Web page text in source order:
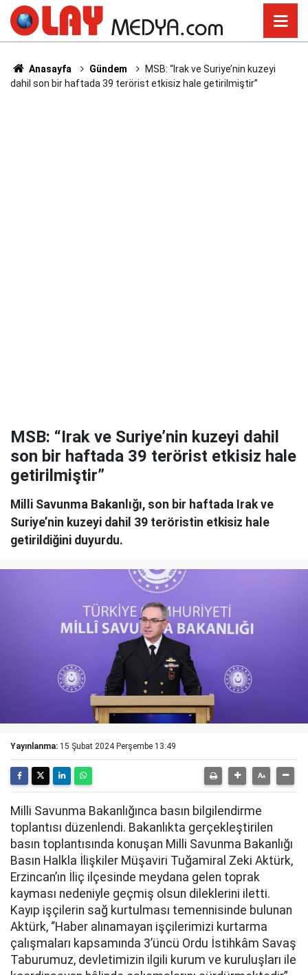
Anasayfa Gündem
MSB: “Irak ve Suriye’nin kuzeyi
dahil son bir haftada 39 terörist etkisiz hale getirilmiştir”
MSB: “Irak ve Suriye’nin kuzeyi dahil
son bir haftada 39 terörist etkisiz hale
getirilmiştir”
Milli Savunma Bakanlığı, son bir haftada Irak ve
Suriye’nin kuzeyi dahil 39 teröristin etkisiz hale
getirildiğini duyurdu.
Yayınlanma: 15 Şubat 2024 Perşembe 13:49
Milli Savunma Bakanlığınca basın bilgilendirme
toplantısı düzenlendi. Bakanlıkta gerçekleştirilen
basın toplantısında konuşan Milli Savunma Bakanlığı
Basın Halkla İlişkiler Müşaviri Tuğamiral Zeki Aktürk,
Erzincan’ın İliç ilçesinde meydana gelen toprak
kayması nedeniyle geçmiş olsun dileklerini iletti.
Kayıp işçilerin sağ kurtulması temennisinde bulunan
Aktürk, “Haber alınamayan işçilerimizi kurtarma
çalışmaları kapsamında 3’üncü Ordu İstihkâm Savaş
Taburumuz, devletimizin ilgili kurum ve kuruluşları ile